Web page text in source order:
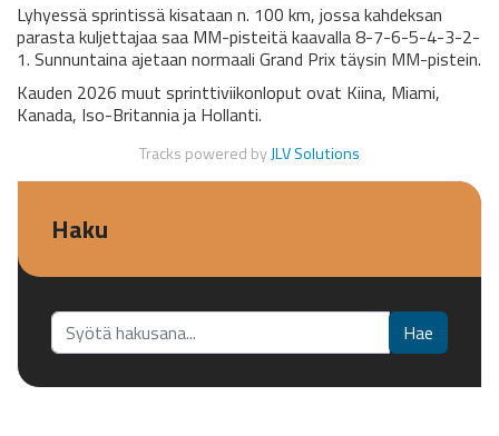
Lyhyessä sprintissä kisataan n. 100 km, jossa kahdeksan
parasta kuljettajaa saa MM-pisteitä kaavalla 8-7-6-5-4-3-2-
1. Sunnuntaina ajetaan normaali Grand Prix täysin MM-pistein.
Kauden 2026 muut sprinttiviikonloput ovat Kiina, Miami,
Kanada, Iso-Britannia ja Hollanti.
Tracks powered byJLV Solutions
Haku
Etsi... Hae